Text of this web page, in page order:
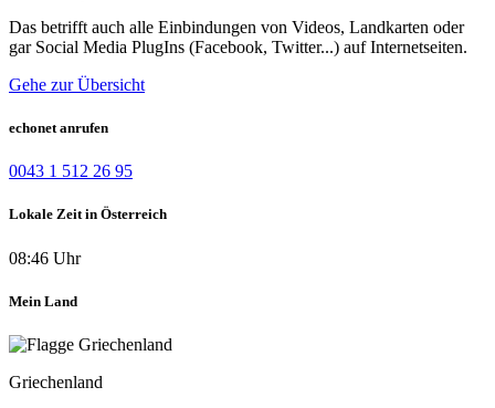
Das betrifft auch alle Einbindungen von Videos, Landkarten oder
gar Social Media PlugIns (Facebook, Twitter...) auf Internetseiten.
Gehe zur Übersicht
echonet anrufen
0043 1 512 26 95
Lokale Zeit in Österreich
08:46 Uhr
Mein Land
Griechenland